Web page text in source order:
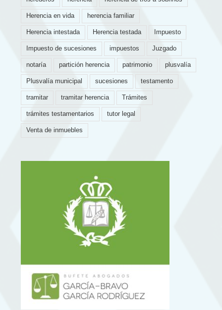
Herencia en vida herencia familiar
Herencia intestada Herencia testada Impuesto
Impuesto de sucesiones impuestos Juzgado
notaría partición herencia patrimonio plusvalía
Plusvalía municipal sucesiones testamento
tramitar tramitar herencia Trámites
trámites testamentarios tutor legal
Venta de inmuebles